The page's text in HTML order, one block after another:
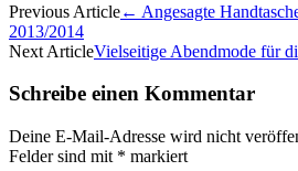
Previous Article← Angesagte
2013/2014
Next ArticleVielseitige Abendmode für
Schreibe einen Kommentar
Deine E-Mail-Adresse wird nicht
Felder sind mit * markiert